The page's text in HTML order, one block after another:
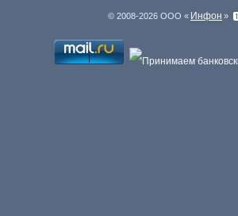
© 2008-2026 ООО « Инфон »